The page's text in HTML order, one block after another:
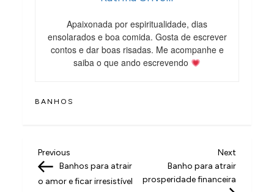
Apaixonada por espiritualidade, dias
ensolarados e boa comida. Gosta de escrever
contos e dar boas risadas. Me acompanhe e
saiba o que ando escrevendo
BANHOS
N
a
Previous
Post
Previous
Banhos para atrair
o amor e ficar irresistível
Next
Post
Next
Banho para atrair
prosperidade financeira